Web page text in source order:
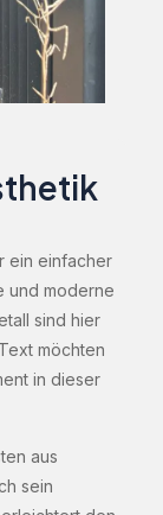
ein einfacher
und moderne
sind hier
möchten
in dieser
aus
sein